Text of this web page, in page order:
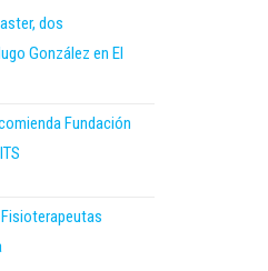
dos
González en El
Fundación